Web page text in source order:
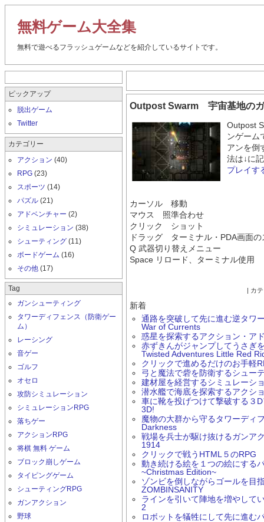
無料ゲーム大全集
無料で遊べるフラッシュゲームなどを紹介しているサイトです。
Outpost Swarm 宇宙基地のガ
Outpost
ンゲーム
アンを倒
法は↓に
プレイす
カーソル 移動
マウス 照準合わせ
クリック ショット
ドラッグ ターミナル・PDA画面の
Q 武器切り替えメニュー
Space リロード、ターミナル使用
| カ
新着
通路を突破して先に進む逆タワ
War of Currents
惑星を探索するアクション・ア
赤ずきんがジャンプしてうさ
Twisted Adventures Little Red
クリックで進めるだけのお手軽
弓と魔法で砦を防衛するシュ
建材屋を経営するシミュレー
潜水艦で海底を探索するアク
車に靴を投げつけて撃破する
3D!
魔物の大群から守るタワーデ
Darkness
戦場を兵士が駆け抜けるガン
1914
クリックで戦うHTML５のRPG
動き続ける絵を１つの絵にす
~Christmas Edition~
ゾンビを倒しながらゴールを
ZOMBINSANITY
ラインを引いて陣地を増やし
2
ロボットを犠牲にして先に進
ピックアップ
脱出ゲーム
Twitter
カテゴリー
アクション (40)
RPG (23)
スポーツ (14)
パズル (21)
アドベンチャー (2)
シミュレーション (38)
シューティング (11)
ボードゲーム (16)
その他 (17)
Tag
ガンシューティング
タワーディフェンス（防衛ゲー
ム）
レーシング
音ゲー
ゴルフ
オセロ
攻防シミュレーション
シミュレーションRPG
落ちゲー
アクションRPG
将棋 無料 ゲーム
ブロック崩しゲーム
タイピングゲーム
シューティングRPG
ガンアクション
野球